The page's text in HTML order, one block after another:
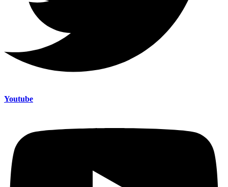
Youtube